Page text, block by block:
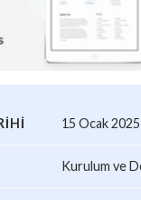
15 Ocak 2025
Kurulum ve